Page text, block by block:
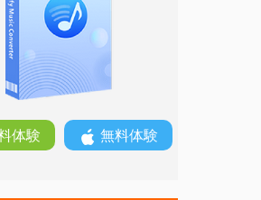
体験 無料体験